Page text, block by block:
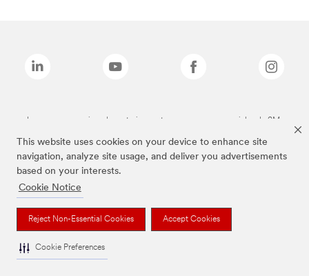
This website uses cookies on your device to enhance site
navigation, analyze site usage, and deliver you advertisements
based on your interests.
Cookie Notice
Reject Non-Essential Cookies Accept Cookies
Cookie Preferences
Las marcas mencionadas anteriormente son marcas comerciales de 3M.